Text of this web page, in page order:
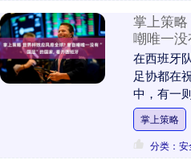
掌上策
嘲唯一没
在西班牙
足协都在
中，有一
足协发来
是这个世
掌上策略
分类：